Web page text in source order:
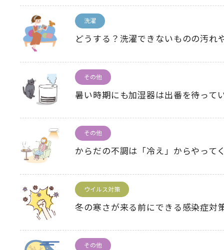
洗濯
どうする？洗濯できないものの汚れ
その他
暑い時期にも加湿器は出番を待って
その他
からだの不調は「冷え」からやって
ウイルス対策
冬の寒さが来る前にできる感染症対
その他